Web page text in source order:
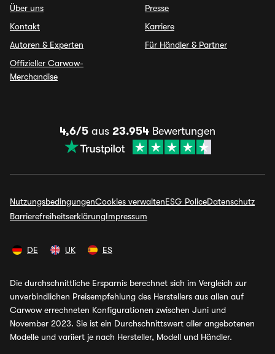
Über uns
Kontakt
Autoren & Experten
Offizieller Carwow-
Merchandise
Presse
Karriere
Für Händler & Partner
4,6/5 aus 23.954 Bewertungen
NutzungsbedingungenCookies verwaltenESG PoliceDatenschutz
BarrierefreiheitserklärungImpressum
DE UK ES
Die durchschnittliche Ersparnis berechnet sich im Vergleich zur
unverbindlichen Preisempfehlung des Herstellers aus allen auf
Carwow errechneten Konfigurationen zwischen Juni und
November 2023. Sie ist ein Durchschnittswert aller angebotenen
Modelle und variiert je nach Hersteller, Modell und Händler.